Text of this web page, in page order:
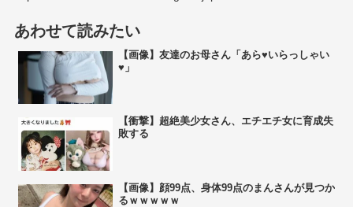
あわせて読みたい
【画像】友達のお母さん「あら♥いらっしゃい
♥」
【衝撃】超絶美少女さん、エチエチ女に育成失
敗する
【画像】顔99点、身体99点のまんさんが見つか
るｗｗｗｗｗ